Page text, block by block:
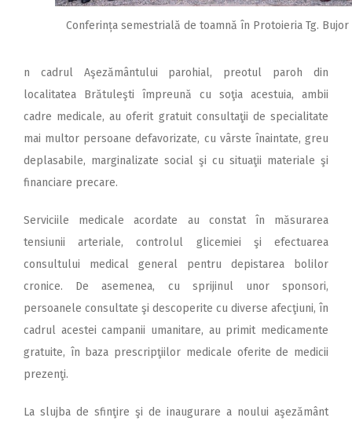
Conferința semestrială de toamnă în Protoieria Tg. Bujor
n cadrul Aşezământului parohial, preotul paroh din
localitatea Brătuleşti împreună cu soţia acestuia, ambii
cadre medicale, au oferit gratuit consultaţii de specialitate
mai multor persoane defavorizate, cu vârste înaintate, greu
deplasabile, marginalizate social şi cu situaţii materiale şi
financiare precare.
Serviciile medicale acordate au constat în măsurarea
tensiunii arteriale, controlul glicemiei şi efectuarea
consultului medical general pentru depistarea bolilor
cronice. De asemenea, cu sprijinul unor sponsori,
persoanele consultate şi descoperite cu diverse afecţiuni, în
cadrul acestei campanii umanitare, au primit medicamente
gratuite, în baza prescripţiilor medicale oferite de medicii
prezenţi.
La slujba de sfinţire şi de inaugurare a noului aşezământ